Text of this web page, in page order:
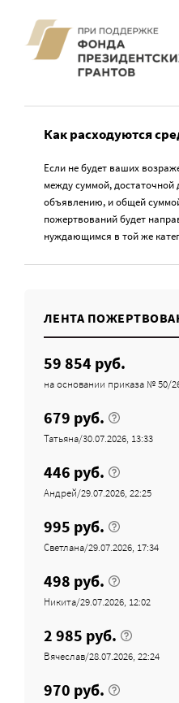
Как расходуются
Если не будет ваших
между суммой,
объявлению, и общей
пожертвований будет
нуждающимся в той же
ЛЕНТА
59 854 руб.
на основании приказа № 50/
679 руб.
Татьяна/30.07.2026, 13:33
446 руб.
Андрей/29.07.2026, 22:25
995 руб.
Светлана/29.07.2026, 17:34
498 руб.
Никита/29.07.2026, 12:02
2 985 руб.
Вячеслав/28.07.2026, 22:24
970 руб.